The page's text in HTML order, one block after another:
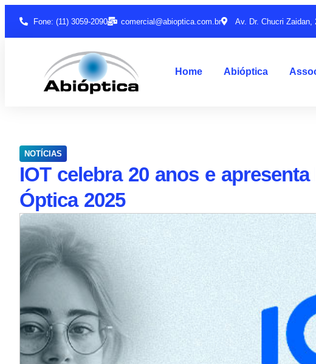
Fone: (11) 3059-2090 comercial@abioptica.com.br Av. Dr. Chucri Zaidan,
Home Abióptica
NOTÍCIAS
IOT celebra 20 anos e
Óptica 2025